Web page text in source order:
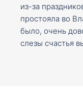
из-за
простояла во
было, очень
слезы счастья